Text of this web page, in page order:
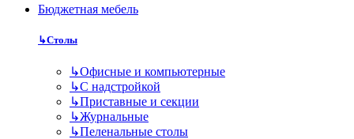
Бюджетная мебель
↳Столы
↳Офисные и компьютерные
↳С надстройкой
↳Приставные и секции
↳Журнальные
↳Пеленальные столы